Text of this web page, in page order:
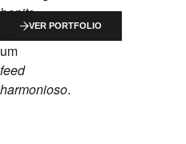
bonito
um
feed
harmonioso.
VER PORTFOLIO